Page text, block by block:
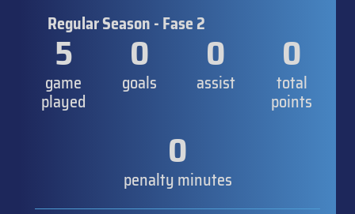
Regular Season - Fase 2
5
game
played
0
goals
0
assist
0
total
points
0
penalty minutes